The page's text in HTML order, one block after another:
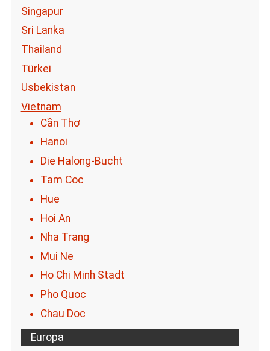
Singapur
Sri Lanka
Thailand
Türkei
Usbekistan
Vietnam
Cần Thơ
Hanoi
Die Halong-Bucht
Tam Coc
Hue
Hoi An
Nha Trang
Mui Ne
Ho Chi Minh Stadt
Pho Quoc
Chau Doc
Europa